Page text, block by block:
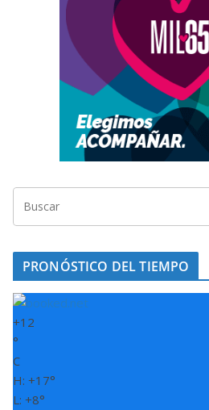
PRONÓSTICO DEL TIEMPO
+12
°
C
H: +17°
L: +8°